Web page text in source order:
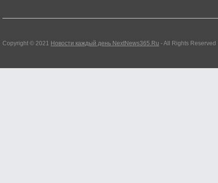
Copyright © 2021 Новости каждый день NextNews365.Ru - All Rights Reserved